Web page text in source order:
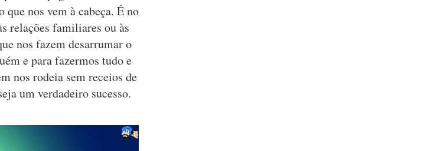
nos vem à cabeça. É no
relações familiares ou às
nos fazem desarrumar o
e para fazermos tudo e
nos rodeia sem receios de
um verdadeiro sucesso.